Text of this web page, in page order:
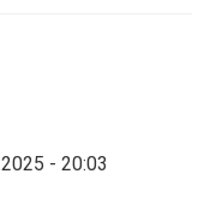
- 20:03